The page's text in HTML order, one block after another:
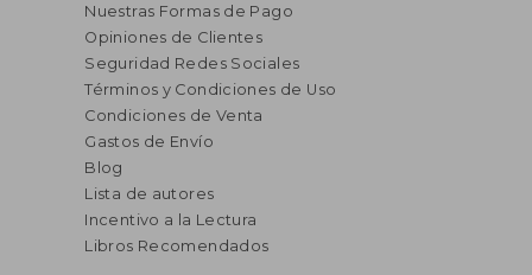
Nuestras Formas de Pago
Opiniones de Clientes
Seguridad Redes Sociales
Términos y Condiciones de Uso
Condiciones de Venta
Gastos de Envío
Blog
Lista de autores
Incentivo a la Lectura
Libros Recomendados